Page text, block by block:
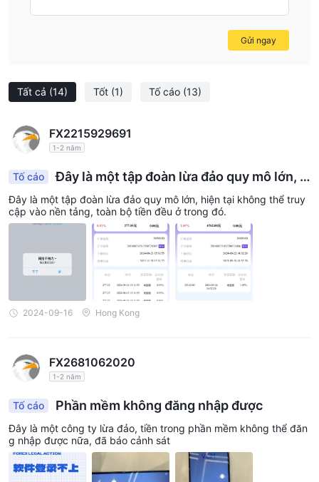
Tất cả (14) Tốt (1) Tố cáo (13)
FX2215929691
1-2 năm
Tố cáo
Đây là một tập đoàn lừa đảo quy mô lớn, h
iện tại không thể truy cập vào nền tảng,
Đây là một tập đoàn lừa đảo quy mô lớn, hiện tại không thể truy
cập vào nền tảng, toàn bộ tiền đều ở trong đó.
2024-09-16 Hong Kong
FX2681062020
1-2 năm
Tố cáo Phần mềm không đăng nhập được
Đây là một công ty lừa đảo, tiền trong phần mềm không thể đăn
g nhập được nữa, đã báo cảnh sát
Gửi ngay